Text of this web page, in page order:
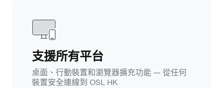
支援所有平台
桌面、行動裝置和瀏覽器擴充功能 — 從任何
裝置安全連線到 OSL HK